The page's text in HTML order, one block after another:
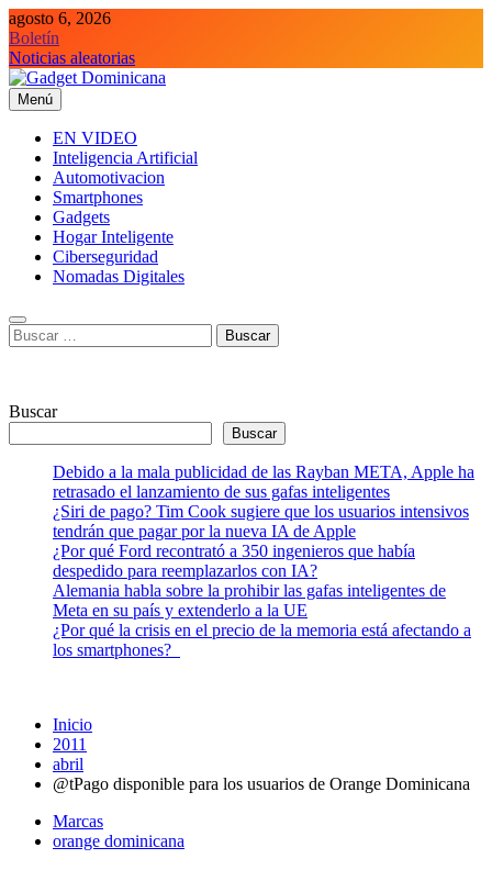
Saltar
al
contenido
agosto 6, 2026
Boletín
Noticias aleatorias
Gadget Dominicana
Gadgets y Tecnología de consumo
Menú
EN VIDEO
Inteligencia Artificial
Automotivacion
Smartphones
Gadgets
Hogar Inteligente
Ciberseguridad
Nomadas Digitales
Buscar:
Buscar
Buscar
Debido a la mala publicidad de las Rayban META, Apple ha
retrasado el lanzamiento de sus gafas inteligentes
¿Siri de pago? Tim Cook sugiere que los usuarios intensivos
tendrán que pagar por la nueva IA de Apple
¿Por qué Ford recontrató a 350 ingenieros que había
despedido para reemplazarlos con IA?
Alemania habla sobre la prohibir las gafas inteligentes de
Meta en su país y extenderlo a la UE
¿Por qué la crisis en el precio de la memoria está afectando a
los smartphones?
Inicio
2011
abril
@tPago disponible para los usuarios de Orange Dominicana
Marcas
orange dominicana